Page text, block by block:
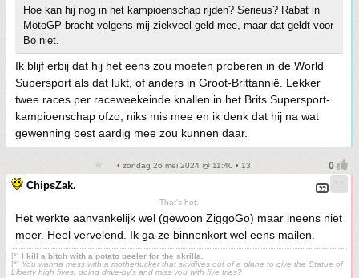
Hoe kan hij nog in het kampioenschap rijden? Serieus? Rabat in
MotoGP bracht volgens mij ziekveel geld mee, maar dat geldt voor
Bo niet.
Ik blijf erbij dat hij het eens zou moeten proberen in de World
Supersport als dat lukt, of anders in Groot-Brittannië. Lekker
twee races per raceweekeinde knallen in het Brits Supersport-
kampioenschap ofzo, niks mis mee en ik denk dat hij na wat
gewenning best aardig mee zou kunnen daar.
• zondag 26 mei 2024 @ 11:40 • 13
ChipsZak.
That's hot.
Het werkte aanvankelijk wel (gewoon ZiggoGo) maar ineens niet
meer. Heel vervelend. Ik ga ze binnenkort wel eens mailen.
[*] I kill a bitch with a potato peeler for the skrilla.
[*] You wanna mess with a motherfucker that skydives out of a plane to give the Statue of
Liberty high fives, doing drive-by’s and miss you with five tries?